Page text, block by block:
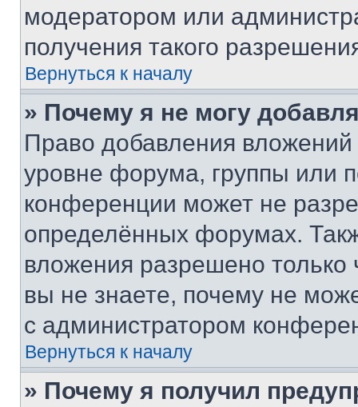
модератором или
получения такого
Вернуться к началу
» Почему я не могу
Право добавления
уровне форума, группы или
конференции может не
определённых форумах.
вложения разрешено
вы не знаете, почему не
с администратором
Вернуться к началу
» Почему я получил